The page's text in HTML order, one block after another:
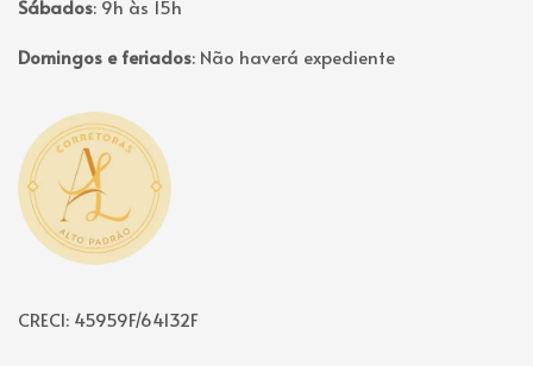
Sábados: 9h às 15h
Domingos e feriados: Não haverá expediente
Página inicial
CRECI: 45959F/64132F